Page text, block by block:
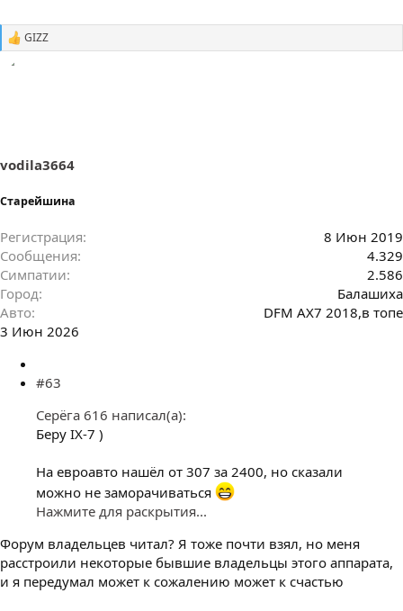
С
GIZZ
vodila3664
Старейшина
Регистрация
8 Июн 2019
Сообщения
4.329
Симпатии
2.586
Город
Балашиха
Авто
DFM AX7 2018,в топе
3 Июн 2026
#63
Серёга 616 написал(а):
Беру IX-7 )
На евроавто нашёл от 307 за 2400, но сказали
можно не заморачиваться
Нажмите для раскрытия...
Форум владельцев читал? Я тоже почти взял, но меня
расстроили некоторые бывшие владельцы этого аппарата,
и я передумал может к сожалению может к счастью